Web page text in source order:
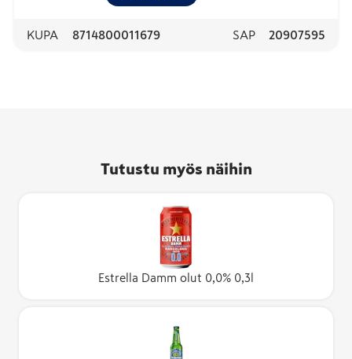
KUPA 8714800011679 SAP 20907595
Tutustu myös näihin
Estrella Damm olut 0,0% 0,3l